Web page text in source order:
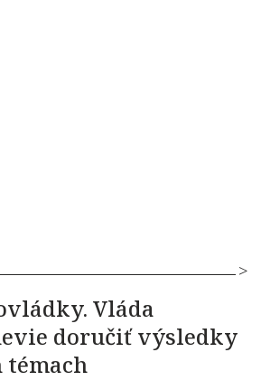
Vláda
doručiť výsledky